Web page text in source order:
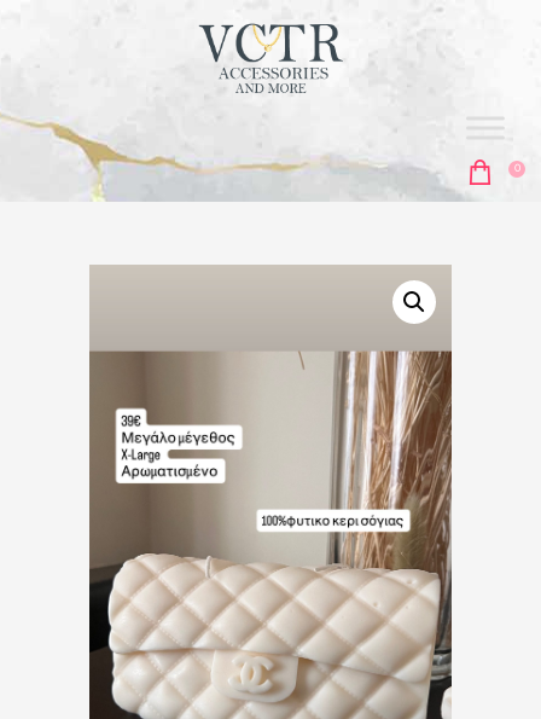
0
vctr
MEN'S COLLECTION
ΔΑΧΤΥΛΊΔΙΑ
ΜΠΙΖΟΥΤΙΈΡΕΣ
ΑΞΕΣΟΥΆΡ
ΡΟΛΌΓΙΑ
BRIDAL
SALES
SHOP THE LOOK
GIFT BOXES